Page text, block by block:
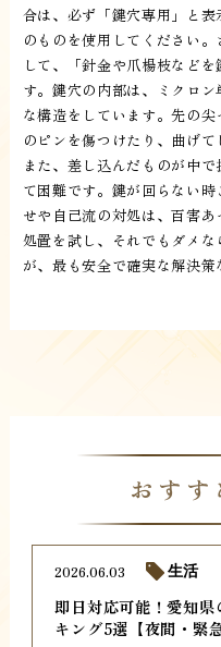
合は、必ず「鍵穴専用」と
のものを使用してください
して、「針金や爪楊枝など
す。鍵穴の内部は、ミクロ
な構造をしています。先の
のピンを傷つけたり、曲げて
また、差し込んだものが中
て困難です。鍵が回らない
せや自己流の対処は、百害
処置を試し、それでもダメ
が、最も安全で確実な解決策
おす
即日対応可能！愛知
キング5選【夜間・緊
2026.06.03 生活